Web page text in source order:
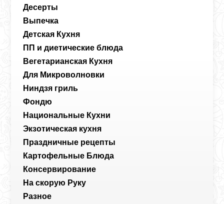
Десерты
Выпечка
Детская Кухня
ПП и диетические блюда
Вегетарианская Кухня
Для Микроволновки
Ниндзя гриль
Фондю
Национальные Кухни
Экзотическая кухня
Праздничные рецепты
Картофельные Блюда
Консервирование
На скорую Руку
Разное